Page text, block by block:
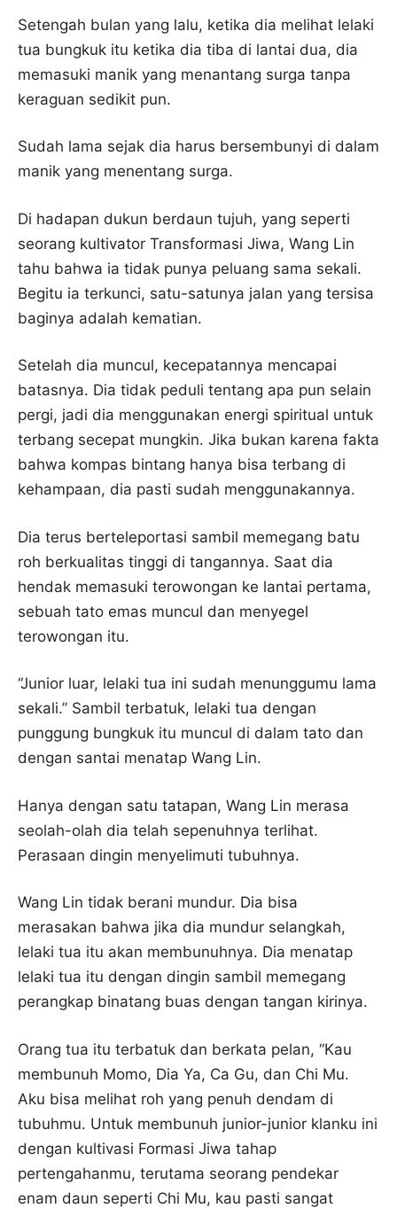
Setengah bulan yang lalu, ketika dia melihat lelaki
tua bungkuk itu ketika dia tiba di lantai dua, dia
memasuki manik yang menantang surga tanpa
keraguan sedikit pun.
Sudah lama sejak dia harus bersembunyi di dalam
manik yang menentang surga.
Di hadapan dukun berdaun tujuh, yang seperti
seorang kultivator Transformasi Jiwa, Wang Lin
tahu bahwa ia tidak punya peluang sama sekali.
Begitu ia terkunci, satu-satunya jalan yang tersisa
baginya adalah kematian.
Setelah dia muncul, kecepatannya mencapai
batasnya. Dia tidak peduli tentang apa pun selain
pergi, jadi dia menggunakan energi spiritual untuk
terbang secepat mungkin. Jika bukan karena fakta
bahwa kompas bintang hanya bisa terbang di
kehampaan, dia pasti sudah menggunakannya.
Dia terus berteleportasi sambil memegang batu
roh berkualitas tinggi di tangannya. Saat dia
hendak memasuki terowongan ke lantai pertama,
sebuah tato emas muncul dan menyegel
terowongan itu.
“Junior luar, lelaki tua ini sudah menunggumu lama
sekali.” Sambil terbatuk, lelaki tua dengan
punggung bungkuk itu muncul di dalam tato dan
dengan santai menatap Wang Lin.
Hanya dengan satu tatapan, Wang Lin merasa
seolah-olah dia telah sepenuhnya terlihat.
Perasaan dingin menyelimuti tubuhnya.
Wang Lin tidak berani mundur. Dia bisa
merasakan bahwa jika dia mundur selangkah,
lelaki tua itu akan membunuhnya. Dia menatap
lelaki tua itu dengan dingin sambil memegang
perangkap binatang buas dengan tangan kirinya.
Orang tua itu terbatuk dan berkata pelan, “Kau
membunuh Momo, Dia Ya, Ca Gu, dan Chi Mu.
Aku bisa melihat roh yang penuh dendam di
tubuhmu. Untuk membunuh junior-junior klanku ini
dengan kultivasi Formasi Jiwa tahap
pertengahanmu, terutama seorang pendekar
enam daun seperti Chi Mu, kau pasti sangat